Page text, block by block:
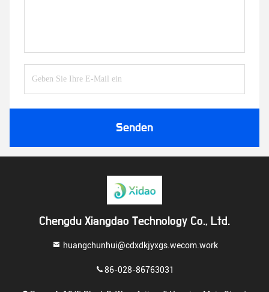
Senden
Chengdu Xiangdao Technology Co., Ltd.
huangchunhui@cdxdkjyxgs.wecom.work
86-028-86763031